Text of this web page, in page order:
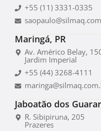
+55 (11) 3331-0335
Maringá, PR
Av. Américo Belay,
Jardim Imperial
+55 (44) 3268-4111
Jaboatão dos
R. Sibipiruna, 205
Prazeres